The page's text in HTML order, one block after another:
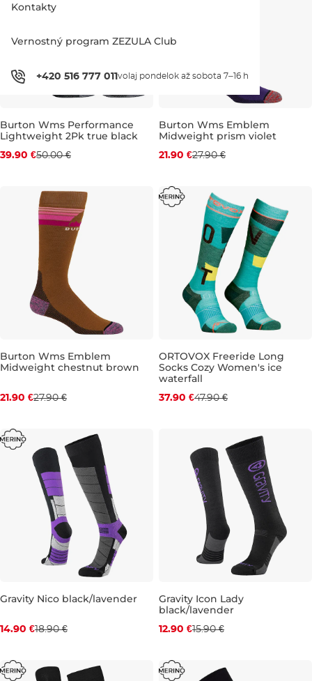
Kontakty
Vernostný program ZEZULA Club
+420 516 777 011 volaj pondelok až sobota 7–16 h
Zľava -20 %
Burton Wms Performance
Lightweight 2Pk true black
39.90 €50.00 €
Zľava -22 %
Burton Wms Emblem
Midweight prism violet
21.90 €27.90 €
Zľava -22 %
Burton Wms Emblem
Midweight chestnut brown
21.90 €27.90 €
Zľava -21 %
ORTOVOX Freeride Long
Socks Cozy Women's ice
waterfall
37.90 €47.90 €
Gravity Nico black/lavender
14.90 €18.90 €
Zľava -19 %
Gravity Icon Lady
black/lavender
12.90 €15.90 €